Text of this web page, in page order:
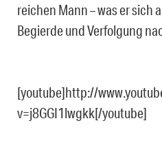
reichen Mann – was er sich
Begierde und Verfolgung
[youtube]http://
v=j8GGI1lwgkk[/youtube]